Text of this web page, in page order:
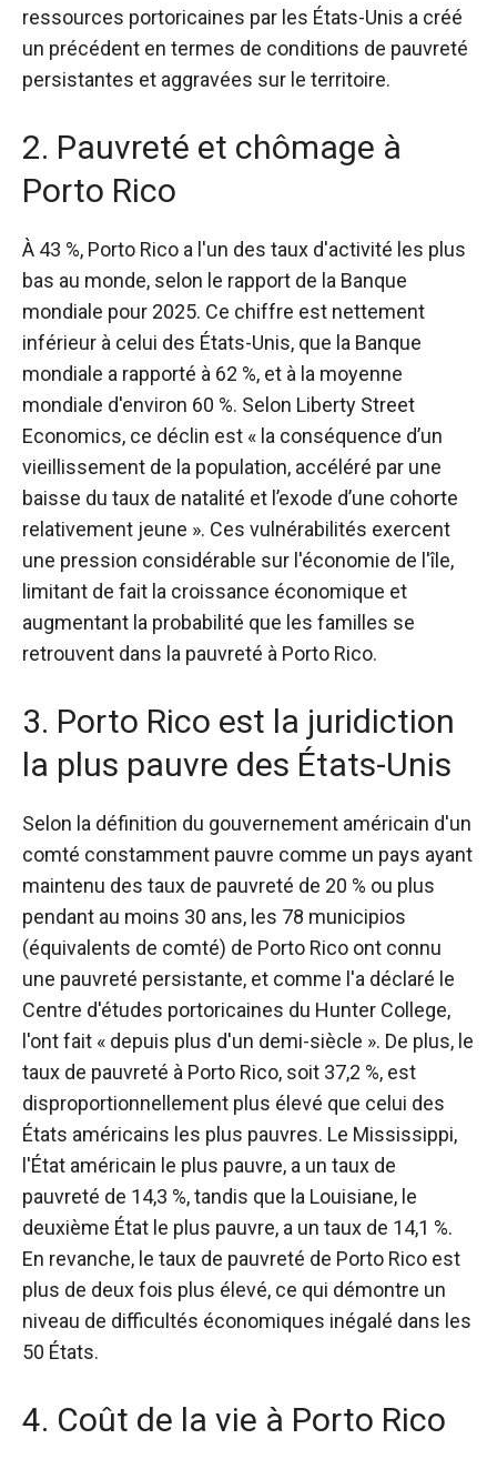
ressources portoricaines par les États-Unis a créé
un précédent en termes de conditions de pauvreté
persistantes et aggravées sur le territoire.
2. Pauvreté et chômage à
Porto Rico
À 43 %, Porto Rico a l'un des taux d'activité les plus
bas au monde, selon le rapport de la Banque
mondiale pour 2025. Ce chiffre est nettement
inférieur à celui des États-Unis, que la Banque
mondiale a rapporté à 62 %, et à la moyenne
mondiale d'environ 60 %. Selon Liberty Street
Economics, ce déclin est « la conséquence d’un
vieillissement de la population, accéléré par une
baisse du taux de natalité et l’exode d’une cohorte
relativement jeune ». Ces vulnérabilités exercent
une pression considérable sur l'économie de l'île,
limitant de fait la croissance économique et
augmentant la probabilité que les familles se
retrouvent dans la pauvreté à Porto Rico.
3. Porto Rico est la juridiction
la plus pauvre des États-Unis
Selon la définition du gouvernement américain d'un
comté constamment pauvre comme un pays ayant
maintenu des taux de pauvreté de 20 % ou plus
pendant au moins 30 ans, les 78 municipios
(équivalents de comté) de Porto Rico ont connu
une pauvreté persistante, et comme l'a déclaré le
Centre d'études portoricaines du Hunter College,
l'ont fait « depuis plus d'un demi-siècle ». De plus, le
taux de pauvreté à Porto Rico, soit 37,2 %, est
disproportionnellement plus élevé que celui des
États américains les plus pauvres. Le Mississippi,
l'État américain le plus pauvre, a un taux de
pauvreté de 14,3 %, tandis que la Louisiane, le
deuxième État le plus pauvre, a un taux de 14,1 %.
En revanche, le taux de pauvreté de Porto Rico est
plus de deux fois plus élevé, ce qui démontre un
niveau de difficultés économiques inégalé dans les
50 États.
4. Coût de la vie à Porto Rico